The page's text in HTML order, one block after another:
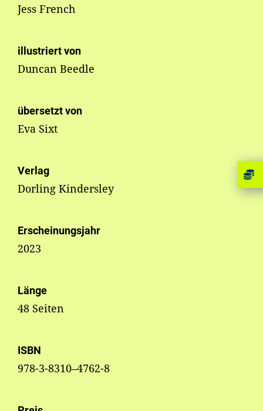
Jess French
illustriert von
Duncan Beedle
übersetzt von
Eva Sixt
Verlag
Dorling Kindersley
Erscheinungsjahr
2023
Länge
48 Seiten
ISBN
978-3-8310–4762-8